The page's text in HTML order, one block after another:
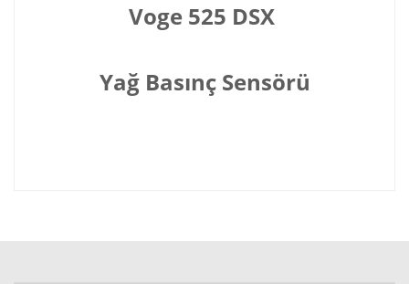
Voge 525 DSX
Yağ Basınç Sensörü